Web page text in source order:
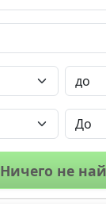
Ничего не